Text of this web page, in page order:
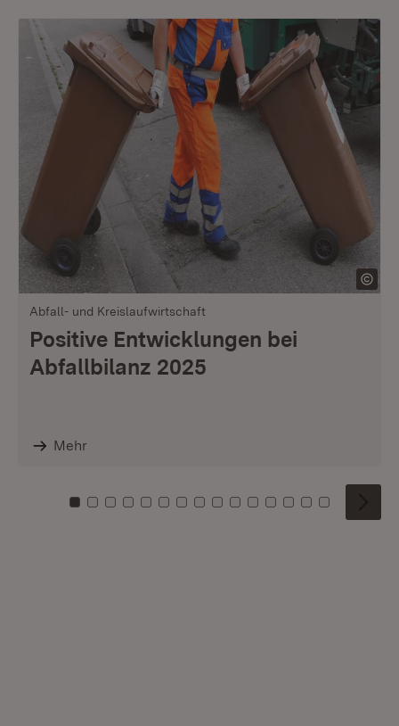
Abfall- und Kreislaufwirtschaft
Positive Entwicklungen bei
Abfallbilanz 2025
Mehr
Zu Kachel: 0
Zu Kachel: 1
Zu Kachel: 2
Zu Kachel: 3
Zu Kachel: 4
Zu Kachel: 5
Zu Kachel: 6
Zu Kachel: 7
Zu Kachel: 8
Zu Kachel: 9
Zu Kachel: 10
Zu Kachel: 11
Zu Kachel: 12
Zu Kachel:
Zu